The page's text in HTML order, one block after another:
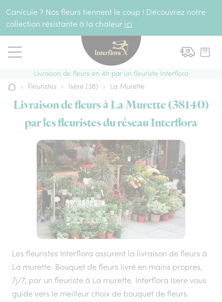
Canicule ? Nos fleurs tiennent le coup ! Découvrez notre
collection résistante à la chaleur ici
Livraison de fleurs en 4h par un fleuriste Interflora
Accueil
› Fleuristes › Isère (38) › La Murette
Livraison de fleurs à La Murette (38140)
par les fleuristes du réseau Interflora
Les fleuristes Interflora assurent la livraison de fleurs à
La murette. Bouquet de fleurs livré en mains propres,
7j/7, par un fleuriste à La murette. Interflora Isere vous
guide vers le meilleur choix de bouquet de fleurs.